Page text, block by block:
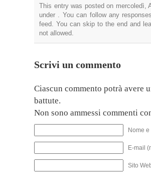
This entry was posted on mercoledì,
under . You can follow any
feed. You can skip to the end and
not allowed.
Scrivi un commento
Ciascun commento potrà avere
battute.
Non sono ammessi commenti
Nome
E-mail
Sito